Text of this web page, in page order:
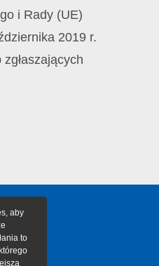
i Rady (UE)
2019 r.
aby
to